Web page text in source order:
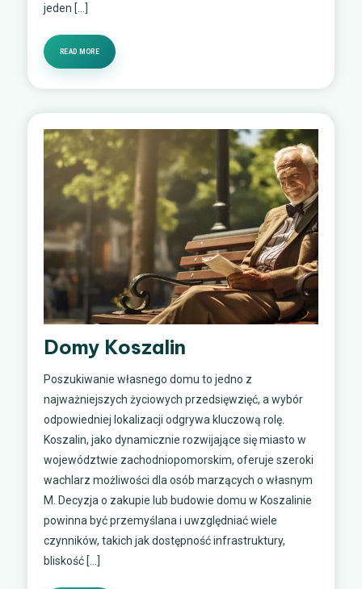
jeden […]
READ MORE
Domy Koszalin
Poszukiwanie własnego domu to jedno z
najważniejszych życiowych przedsięwzięć, a wybór
odpowiedniej lokalizacji odgrywa kluczową rolę.
Koszalin, jako dynamicznie rozwijające się miasto w
województwie zachodniopomorskim, oferuje szeroki
wachlarz możliwości dla osób marzących o własnym
M. Decyzja o zakupie lub budowie domu w Koszalinie
powinna być przemyślana i uwzględniać wiele
czynników, takich jak dostępność infrastruktury,
bliskość […]